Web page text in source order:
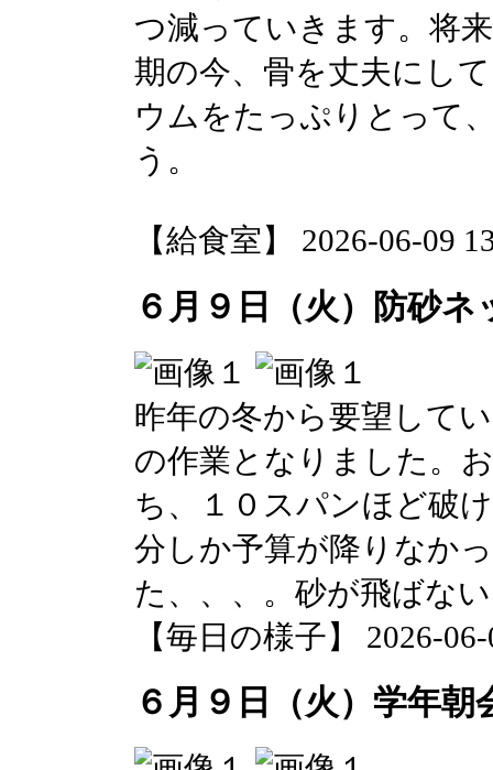
つ減っていきます。将
期の今、骨を丈夫にし
ウムをたっぷりとって
う。
【給食室】 2026-06-09
６月９日（火）防砂
昨年の冬から要望して
の作業となりました。
ち、１０スパンほど破
分しか予算が降りなか
た、、、。砂が飛ばな
【毎日の様子】 2026-
６月９日（火）学年朝